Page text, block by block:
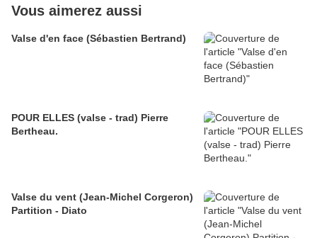
Vous aimerez aussi
Valse d'en face (Sébastien Bertrand)
POUR ELLES (valse - trad) Pierre
Bertheau.
Valse du vent (Jean-Michel Corgeron)
Partition - Diato